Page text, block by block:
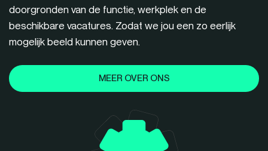
doorgronden van de functie, werkplek en de
beschikbare vacatures. Zodat we jou een zo eerlijk
mogelijk beeld kunnen geven.
MEER OVER ONS